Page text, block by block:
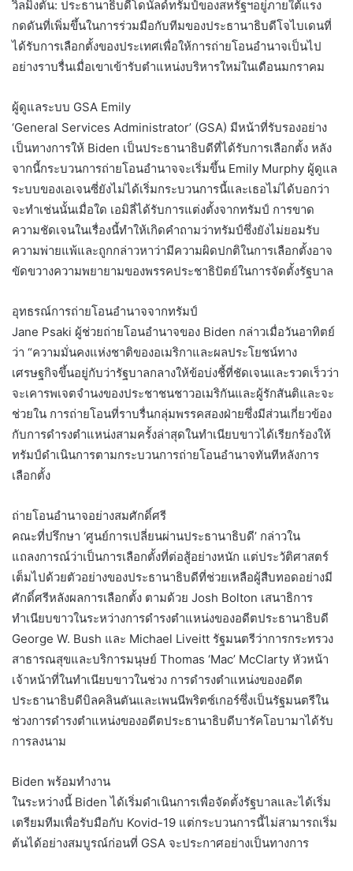
วิลมิงตัน: ​​ประธานาธิบดีโดนัลด์ทรัมป์ของสหรัฐฯอยู่ภายใต้แรง
กดดันที่เพิ่มขึ้นในการร่วมมือกับทีมของประธานาธิบดีโจไบเดนที่
ได้รับการเลือกตั้งของประเทศเพื่อให้การถ่ายโอนอำนาจเป็นไป
อย่างราบรื่นเมื่อเขาเข้ารับตำแหน่งบริหารใหม่ในเดือนมกราคม
ผู้ดูแลระบบ GSA Emily
‘General Services Administrator’ (GSA) มีหน้าที่รับรองอย่าง
เป็นทางการให้ Biden เป็นประธานาธิบดีที่ได้รับการเลือกตั้ง หลัง
จากนี้กระบวนการถ่ายโอนอำนาจจะเริ่มขึ้น Emily Murphy ผู้ดูแล
ระบบของเอเจนซี่ยังไม่ได้เริ่มกระบวนการนี้และเธอไม่ได้บอกว่า
จะทำเช่นนั้นเมื่อใด เอมิลี่ได้รับการแต่งตั้งจากทรัมป์ การขาด
ความชัดเจนในเรื่องนี้ทำให้เกิดคำถามว่าทรัมป์ซึ่งยังไม่ยอมรับ
ความพ่ายแพ้และถูกกล่าวหาว่ามีความผิดปกติในการเลือกตั้งอาจ
ขัดขวางความพยายามของพรรคประชาธิปัตย์ในการจัดตั้งรัฐบาล
อุทธรณ์การถ่ายโอนอำนาจจากทรัมป์
Jane Psaki ผู้ช่วยถ่ายโอนอำนาจของ Biden กล่าวเมื่อวันอาทิตย์
ว่า “ความมั่นคงแห่งชาติของอเมริกาและผลประโยชน์ทาง
เศรษฐกิจขึ้นอยู่กับว่ารัฐบาลกลางให้ข้อบ่งชี้ที่ชัดเจนและรวดเร็วว่า
จะเคารพเจตจำนงของประชาชนชาวอเมริกันและผู้รักสันติและจะ
ช่วยใน การถ่ายโอนที่ราบรื่นกลุ่มพรรคสองฝ่ายซึ่งมีส่วนเกี่ยวข้อง
กับการดำรงตำแหน่งสามครั้งล่าสุดในทำเนียบขาวได้เรียกร้องให้
ทรัมป์ดำเนินการตามกระบวนการถ่ายโอนอำนาจทันทีหลังการ
เลือกตั้ง
ถ่ายโอนอำนาจอย่างสมศักดิ์ศรี
คณะที่ปรึกษา ‘ศูนย์การเปลี่ยนผ่านประธานาธิบดี’ กล่าวใน
แถลงการณ์ว่าเป็นการเลือกตั้งที่ต่อสู้อย่างหนัก แต่ประวัติศาสตร์
เต็มไปด้วยตัวอย่างของประธานาธิบดีที่ช่วยเหลือผู้สืบทอดอย่างมี
ศักดิ์ศรีหลังผลการเลือกตั้ง ตามด้วย Josh Bolton เสนาธิการ
ทำเนียบขาวในระหว่างการดำรงตำแหน่งของอดีตประธานาธิบดี
George W. Bush และ Michael Liveitt รัฐมนตรีว่าการกระทรวง
สาธารณสุขและบริการมนุษย์ Thomas ‘Mac’ McClarty หัวหน้า
เจ้าหน้าที่ในทำเนียบขาวในช่วง การดำรงตำแหน่งของอดีต
ประธานาธิบดีบิลคลินตันและเพนนีพริตซ์เกอร์ซึ่งเป็นรัฐมนตรีใน
ช่วงการดำรงตำแหน่งของอดีตประธานาธิบดีบารัคโอบามาได้รับ
การลงนาม
Biden พร้อมทำงาน
ในระหว่างนี้ Biden ได้เริ่มดำเนินการเพื่อจัดตั้งรัฐบาลและได้เริ่ม
เตรียมทีมเพื่อรับมือกับ Kovid-19 แต่กระบวนการนี้ไม่สามารถเริ่ม
ต้นได้อย่างสมบูรณ์ก่อนที่ GSA จะประกาศอย่างเป็นทางการ